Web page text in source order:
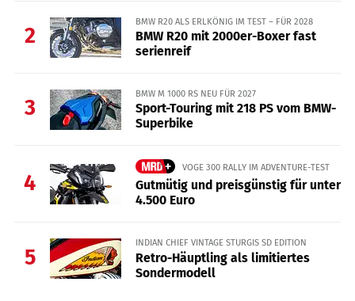
2
BMW R20 ALS ERLKÖNIG IM TEST – FÜR 2028
BMW R20 mit 2000er-Boxer fast
serienreif
3
BMW M 1000 RS NEU FÜR 2027
Sport-Touring mit 218 PS vom BMW-
Superbike
4
VOGE 300 RALLY IM ADVENTURE-TEST
Gutmütig und preisgünstig für unter
4.500 Euro
5
INDIAN CHIEF VINTAGE STURGIS SD EDITION
Retro-Häuptling als limitiertes
Sondermodell